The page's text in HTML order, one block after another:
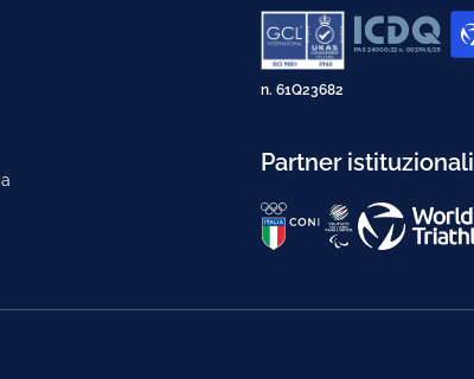
n. 61Q23682
Partner istituzionali